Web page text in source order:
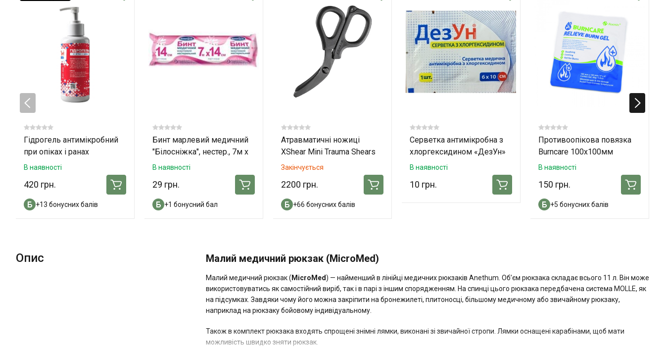
Гідрогель антимікробний
при опіках і ранах
«ОпікУн»® 100 мл
В наявності
420 грн.
+13 бонусних балів
Бинт марлевий медичний
"Білосніжка", нестер., 7м x
14см
В наявності
29 грн.
+1 бонусний бал
Атравматичні ножиці
XShear Mini Trauma Shears
(Black)
Закінчується
2200 грн.
+66 бонусних балів
Серветка антимікробна з
хлоргексидином «ДезУн»
В наявності
10 грн.
Противоопікова повязка
Burncare 100x100мм
В наявності
150 грн.
+5 бонусних балів
Опис Малий медичний рюкзак (MicroMed)
Малий медичний рюкзак ( MicroMed) — найменший в лінійці медичних рюкзаків Anethum. Об’єм рюкзака складає всього 11 л. Він може
використовуватись як самостійний виріб, так і в парі з іншим спорядженням. На спинці цього рюкзака передбачена система MOLLE, як
на підсумках. Завдяки чому його можна закріпити на бронежилеті, плитоносці, більшому медичному або звичайному рюкзаку,
наприклад на рюкзаку бойовому індивідуальному.
Також в комплект рюкзака входять спрощені знімні лямки, виконані зі звичайної стропи. Лямки оснащені карабінами, щоб мати
можливість швидко зняти рюкзак.